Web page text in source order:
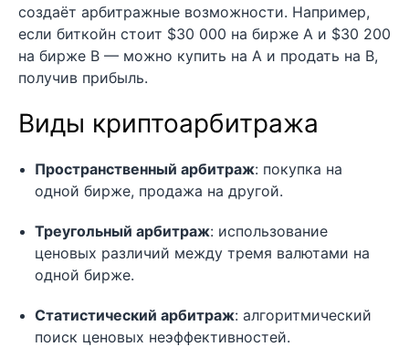
создаёт арбитражные возможности. Например,
если биткойн стоит $30 000 на бирже A и $30 200
на бирже B — можно купить на A и продать на B,
получив прибыль.
Виды криптоарбитража
Пространственный арбитраж: покупка на
одной бирже, продажа на другой.
Треугольный арбитраж: использование
ценовых различий между тремя валютами на
одной бирже.
Статистический арбитраж: алгоритмический
поиск ценовых неэффективностей.